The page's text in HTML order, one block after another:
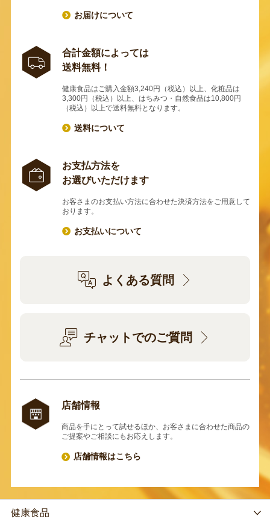
お届けについて
合計金額によっては
送料無料！
健康食品はご購入金額3,240円（税込）以上、化粧品は
3,300円（税込）以上、はちみつ・自然食品は10,800円
（税込）以上で送料無料となります。
送料について
お支払方法を
お選びいただけます
お客さまのお支払い方法に合わせた決済方法をご用意して
おります。
お支払いについて
よくある質問
チャットでのご質問
店舗情報
商品を手にとって試せるほか、お客さまに合わせた商品の
ご提案やご相談にもお応えします。
店舗情報はこちら
健康食品